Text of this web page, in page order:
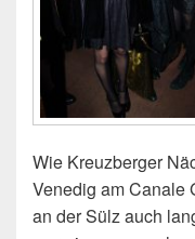
Wie Kreuzberger
Venedig am Canale
an der Sülz auch